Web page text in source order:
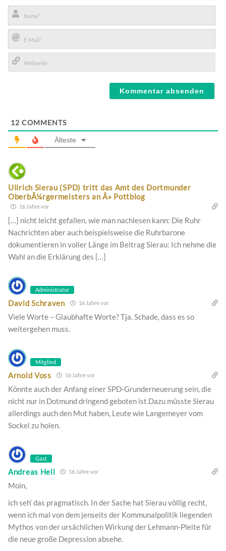
Name*
E-
Mail*
12 COMMENTS
Älteste
Ullrich Sierau (SPD) tritt das Amt des Dortmunder
OberbÃ¼rgermeisters an Â» Pottblog
16 Jahre vor
[…] nicht leicht gefallen, wie man nachlesen kann: Die Ruhr
Nachrichten aber auch beispielsweise die Ruhrbarone
dokumentieren in voller Länge im Beitrag Sierau: Ich nehme die
Wahl an die Erklärung des […]
Administrator
David Schraven 16 Jahre vor
Viele Worte – Glaubhafte Worte? Tja. Schade, dass es so
weitergehen muss.
Mitglied
Arnold Voss 16 Jahre vor
Könnte auch der Anfang einer SPD-Grunderneuerung sein, die
nicht nur in Dotmund dringend geboten ist.Dazu müsste Sierau
allerdings auch den Mut haben, Leute wie Langemeyer vom
Sockel zu holen.
Gast
Andreas Heil 16 Jahre vor
Moin,
ich seh‘ das pragmatisch. In der Sache hat Sierau völlig recht,
wenn ich mal von dem jenseits der Kommunalpolitik liegenden
Mythos von der ursächlichen Wirkung der Lehmann-Pleite für
die neue große Depression absehe.